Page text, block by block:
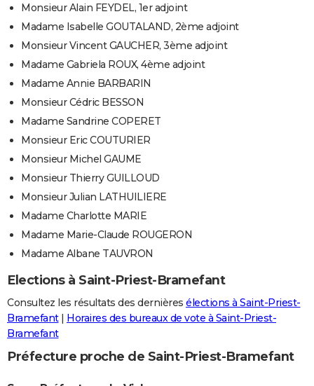
Monsieur Alain FEYDEL, 1er adjoint
Madame Isabelle GOUTALAND, 2ème adjoint
Monsieur Vincent GAUCHER, 3ème adjoint
Madame Gabriela ROUX, 4ème adjoint
Madame Annie BARBARIN
Monsieur Cédric BESSON
Madame Sandrine COPERET
Monsieur Eric COUTURIER
Monsieur Michel GAUME
Monsieur Thierry GUILLOUD
Monsieur Julian LATHUILIERE
Madame Charlotte MARIE
Madame Marie-Claude ROUGERON
Madame Albane TAUVRON
Elections à Saint-Priest-Bramefant
Consultez les résultats des dernières élections à Saint-Priest-
Bramefant| Horaires des bureaux de vote à Saint-Priest-
Bramefant
Préfecture proche de Saint-Priest-Bramefant